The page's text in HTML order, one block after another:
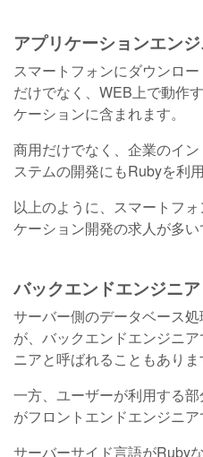
アプリケーションエン
スマートフォンにダウンロ
だけでなく、WEB上で動作
ケーションに含まれます。
商用だけでなく、企業のイ
ステムの開発にもRubyを利
以上のように、スマートフ
ケーション開発の求人が多い
バックエンドエンジニア
サーバー側のデータベース
が、バックエンドエンジニ
ニアと呼ばれることもありま
一方、ユーザーが利用する
がフロントエンドエンジニア
サーバーサイド言語がRuby